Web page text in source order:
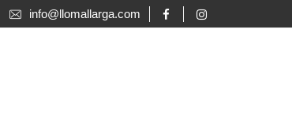
info@llomallarga.com